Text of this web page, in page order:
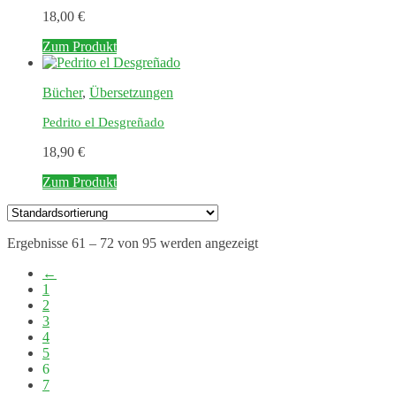
18,00 €
Zum Produkt
Bücher, Übersetzungen
Pedrito el Desgreñado
18,90 €
Zum Produkt
Ergebnisse 61 – 72 von 95 werden angezeigt
←
1
2
3
4
5
6
7